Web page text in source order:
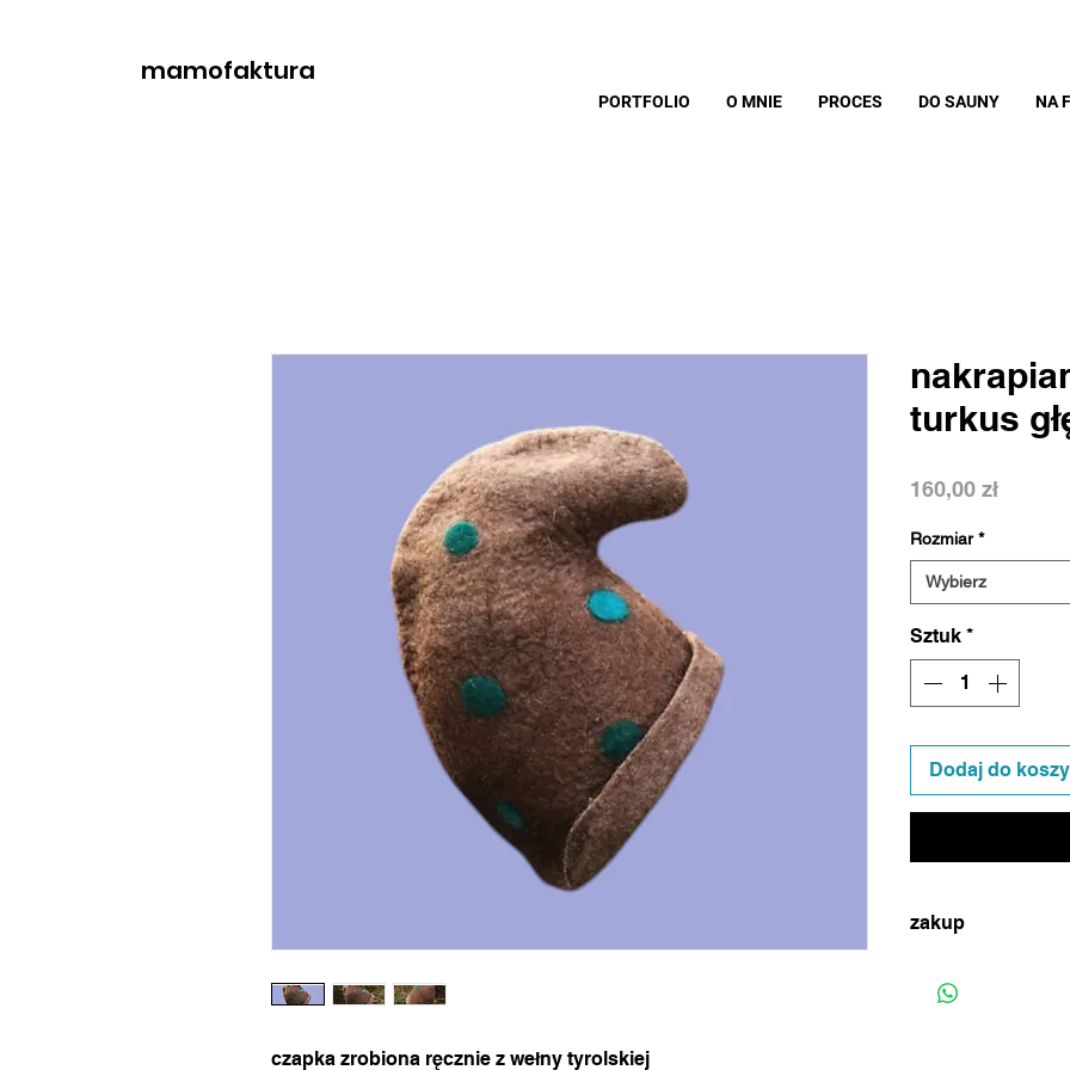
mamofaktura
PORTFOLIO O MNIE PROCES DO SAUNY NA
czapka zrobiona ręcznie z wełny tyrolskiej
turkus
160,00 złCena
Rozmiar *
Wybierz
Sztuk *
Dodaj do
zakup
(ikonka na dole